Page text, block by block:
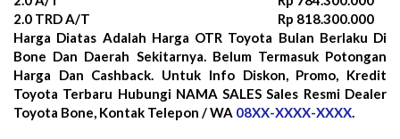
2.0 TRD A/T
Rp 818.300.000
Harga Diatas Adalah Harga OTR Toyota Bulan Berlaku Di
Bone Dan Daerah Sekitarnya. Belum Termasuk Potongan
Harga Dan Cashback. Untuk Info Diskon, Promo, Kredit
Toyota Terbaru Hubungi NAMA SALES Sales Resmi Dealer
Toyota Bone, Kontak Telepon / WA 08XX-XXXX-XXXX.